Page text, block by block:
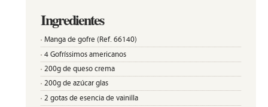
Ingredientes
Manga de gofre (Ref. 66140)
4 Gofríssimos americanos
200g de queso crema
200g de azúcar glas
2 gotas de esencia de vainilla